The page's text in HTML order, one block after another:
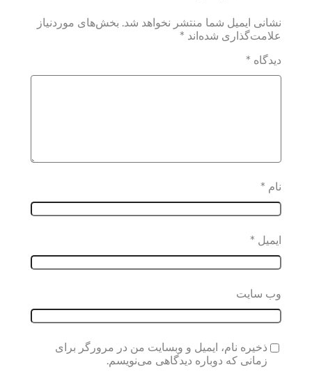
نشانی ایمیل شما منتشر نخواهد شد. بخش‌های موردنیاز
علامت‌گذاری شده‌اند *
دیدگاه *
نام *
ایمیل *
وب‌ سایت
ذخیره نام، ایمیل و وبسایت من در مرورگر برای
زمانی که دوباره دیدگاهی می‌نویسم.